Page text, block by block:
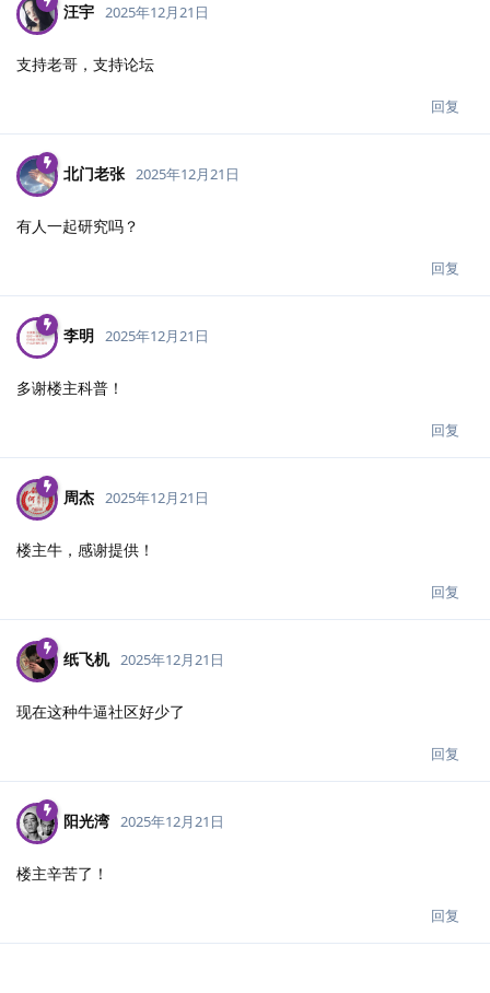
汪宇 2025年12月21日
支持老哥，支持论坛
回复
北门老张 2025年12月21日
有人一起研究吗？
回复
李明 2025年12月21日
多谢楼主科普！
回复
周杰 2025年12月21日
楼主牛，感谢提供！
回复
纸飞机 2025年12月21日
现在这种牛逼社区好少了
回复
阳光湾 2025年12月21日
楼主辛苦了！
回复